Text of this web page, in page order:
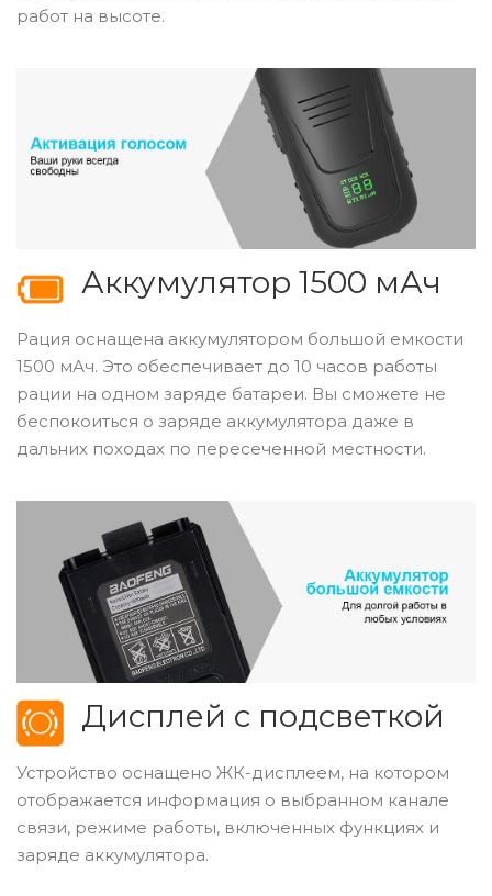
работ на высоте.
Аккумулятор 1500 мАч
Рация оснащена аккумулятором большой емкости
1500 мАч. Это обеспечивает до 10 часов работы
рации на одном заряде батареи. Вы сможете не
беспокоиться о заряде аккумулятора даже в
дальних походах по пересеченной местности.
Дисплей с подсветкой
Устройство оснащено ЖК-дисплеем, на котором
отображается информация о выбранном канале
связи, режиме работы, включенных функциях и
заряде аккумулятора.